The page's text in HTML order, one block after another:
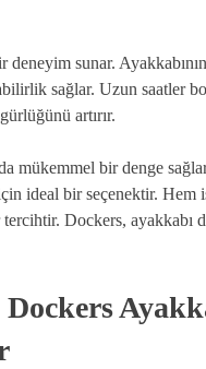
sunar.
sağlar. Uzun saatler
artırır.
mükemmel bir denge
ideal bir seçenektir. Hem
Dockers, ayakkabı
Dockers